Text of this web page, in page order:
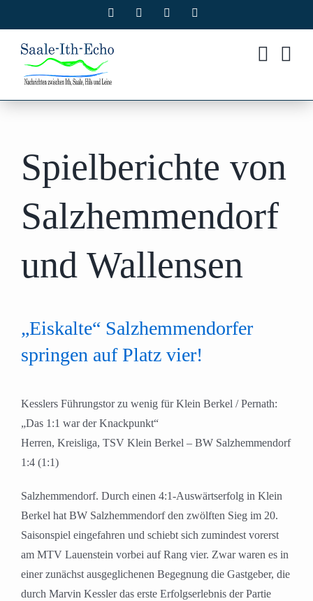
Inhalt
springen
Facebook Instagram
Spielberichte von
Salzhemmendorf
und Wallensen
„Eiskalte“ Salzhemmendorfer
springen auf Platz vier!
Kesslers Führungstor zu wenig für Klein Berkel / Pernath:
„Das 1:1 war der Knackpunkt“
Herren, Kreisliga, TSV Klein Berkel – BW Salzhemmendorf
1:4 (1:1)
Salzhemmendorf. Durch einen 4:1-Auswärtserfolg in Klein
Berkel hat BW Salzhemmendorf den zwölften Sieg im 20.
Saisonspiel eingefahren und schiebt sich zumindest vorerst
am MTV Lauenstein vorbei auf Rang vier. Zwar waren es in
einer zunächst ausgeglichenen Begegnung die Gastgeber, die
durch Marvin Kessler das erste Erfolgserlebnis der Partie